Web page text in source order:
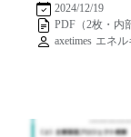
2024/12/19
PDF（2枚・内
axetimes エネ